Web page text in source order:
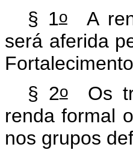
§ 1oA
será aferida
§ 2oOs
renda formal
nos grupos